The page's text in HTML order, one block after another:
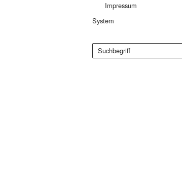
Impressum
System